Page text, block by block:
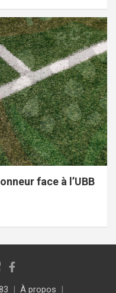
face à l’UBB
À propos